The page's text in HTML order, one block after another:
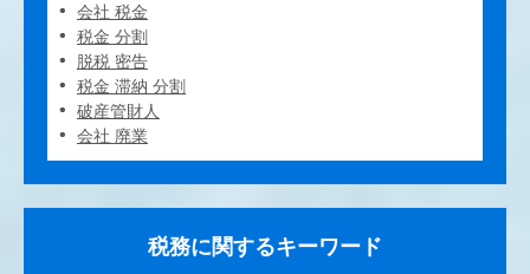
会社 税金
税金 分割
脱税 密告
税金 滞納 分割
破産管財人
会社 廃業
税務に関するキーワード